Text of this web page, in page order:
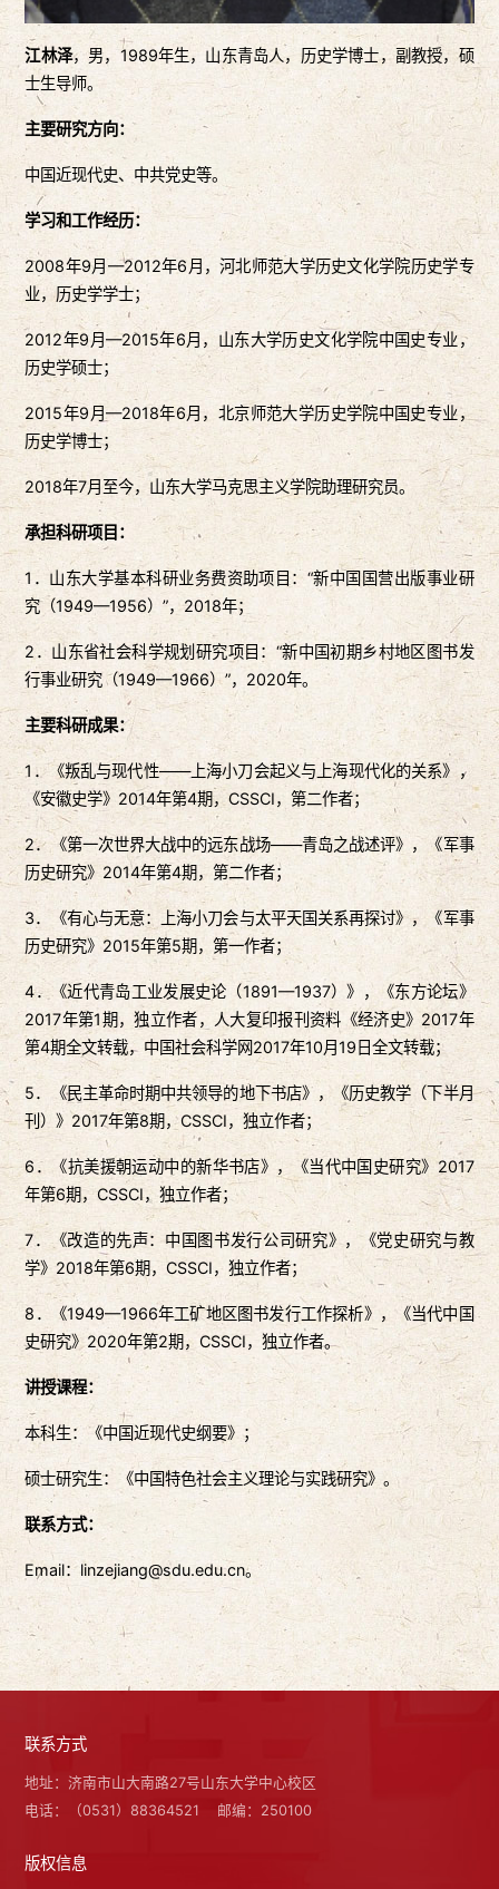
江林泽，男，1989年生，山东青岛人，历史学博士，副教授，硕
士生导师。
主要研究方向：
中国近现代史、中共党史等。
学习和工作经历：
2008年9月—2012年6月，河北师范大学历史文化学院历史学专
业，历史学学士；
2012年9月—2015年6月，山东大学历史文化学院中国史专业，
历史学硕士；
2015年9月—2018年6月，北京师范大学历史学院中国史专业，
历史学博士；
2018年7月至今，山东大学马克思主义学院助理研究员。
承担科研项目：
1．山东大学基本科研业务费资助项目：“新中国国营出版事业研
究（1949—1956）”，2018年；
2．山东省社会科学规划研究项目：“新中国初期乡村地区图书发
行事业研究（1949—1966）”，2020年。
主要科研成果：
1．《叛乱与现代性——上海小刀会起义与上海现代化的关系》，
《安徽史学》2014年第4期，CSSCI，第二作者；
2．《第一次世界大战中的远东战场——青岛之战述评》，《军事
历史研究》2014年第4期，第二作者；
3．《有心与无意：上海小刀会与太平天国关系再探讨》，《军事
历史研究》2015年第5期，第一作者；
4．《近代青岛工业发展史论（1891—1937）》，《东方论坛》
2017年第1期，独立作者，人大复印报刊资料《经济史》2017年
第4期全文转载，中国社会科学网2017年10月19日全文转载；
5．《民主革命时期中共领导的地下书店》，《历史教学（下半月
刊）》2017年第8期，CSSCI，独立作者；
6．《抗美援朝运动中的新华书店》，《当代中国史研究》2017
年第6期，CSSCI，独立作者；
7．《改造的先声：中国图书发行公司研究》，《党史研究与教
学》2018年第6期，CSSCI，独立作者；
8．《1949—1966年工矿地区图书发行工作探析》，《当代中国
史研究》2020年第2期，CSSCI，独立作者。
讲授课程：
本科生：《中国近现代史纲要》；
硕士研究生：《中国特色社会主义理论与实践研究》。
联系方式：
Email：linzejiang@sdu.edu.cn。
联系方式
地址：济南市山大南路27号山东大学中心校区
电话：（0531）88364521
邮编：250100
版权信息